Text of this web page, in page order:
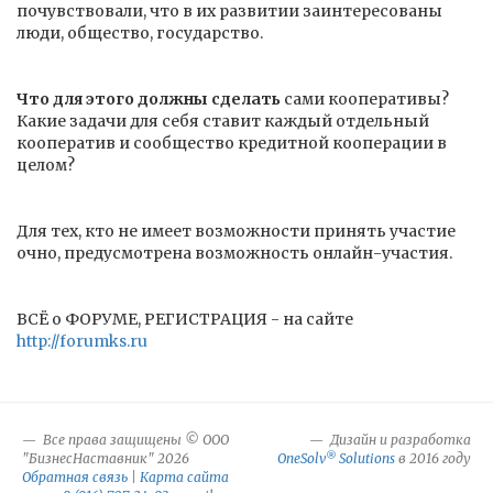
почувствовали, что в их развитии заинтересованы
люди, общество, государство.
Что для этого должны сделать сами кооперативы?
Какие задачи для себя ставит каждый отдельный
кооператив и сообщество кредитной кооперации в
целом?
Для тех, кто не имеет возможности принять участие
очно, предусмотрена возможность онлайн-участия.
ВСЁ о ФОРУМЕ, РЕГИСТРАЦИЯ - на сайте
http://forumks.ru
Все права защищены © ООО
"БизнесНаставник" 2026
Обратная связь
Карта сайта
Дизайн и разработка
OneSolv® Solutions в 2016 году